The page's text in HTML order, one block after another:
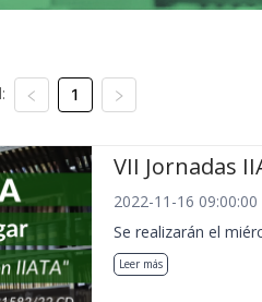
1
VII Jornadas
2022-11-16 09:00:00
Se realizarán el
Leer más